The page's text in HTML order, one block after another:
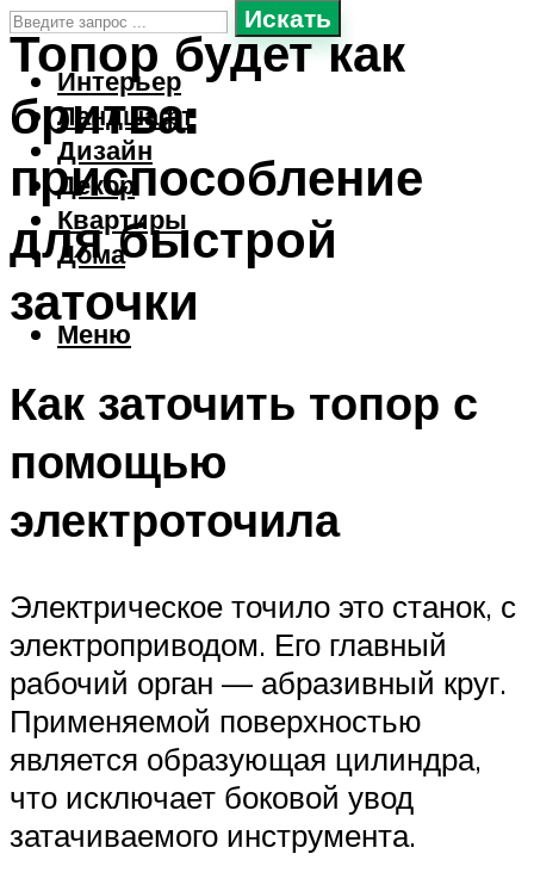
Искать
Интерьер
Ландшафт
Дизайн
Декор
Квартиры
Дома
Меню
Топор будет как
бритва:
приспособление
для быстрой
заточки
Как заточить топор с
помощью
электроточила
Электрическое точило это станок, с
электроприводом. Его главный
рабочий орган — абразивный круг.
Применяемой поверхностью
является образующая цилиндра,
что исключает боковой увод
затачиваемого инструмента.